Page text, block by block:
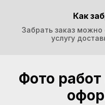
Как
Забрать заказ можно
услугу
Фото